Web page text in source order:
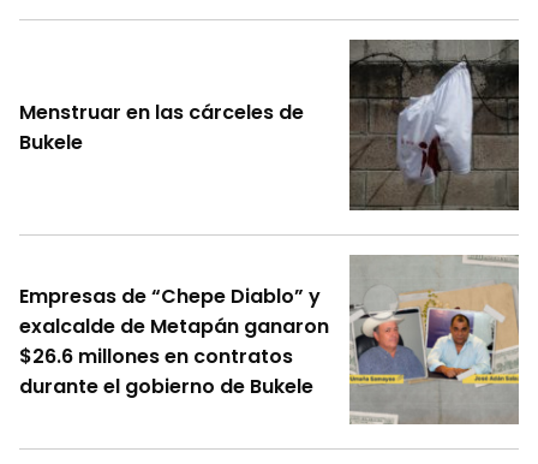
Menstruar en las cárceles de
Bukele
Empresas de “Chepe Diablo” y
exalcalde de Metapán ganaron
$26.6 millones en contratos
durante el gobierno de Bukele